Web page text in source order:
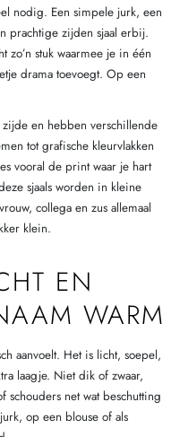
nodig. Een simpele jurk, een
prachtige zijden sjaal erbij.
zo’n stuk waarmee je in één
drama toevoegt. Op een
zijde en hebben verschillende
tot grafische kleurvlakken
vooral de print waar je hart
sjaals worden in kleine
collega en zus allemaal
klein.
EN
WARM
aanvoelt. Het is licht, soepel,
laagje. Niet dik of zwaar,
schouders net wat beschutting
op een blouse of als